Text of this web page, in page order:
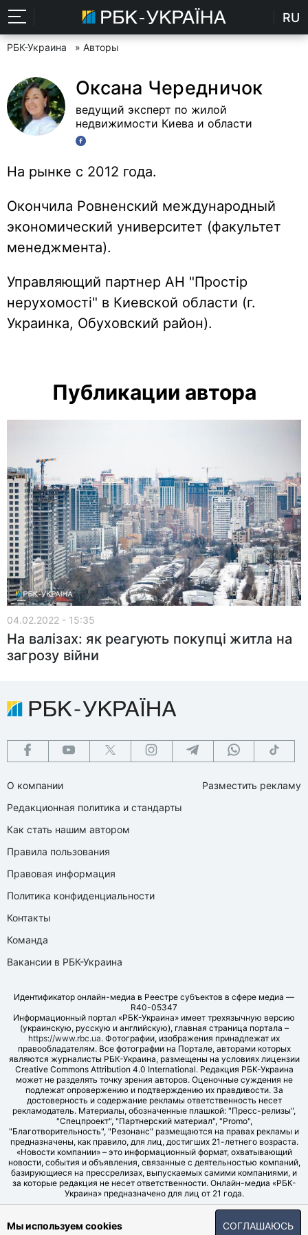
RU
РБК-Украина » Авторы
Оксана Чередничок
ведущий эксперт по жилой
недвижимости Киева и области
На рынке с 2012 года.
Окончила Ровненский международный
экономический университет (факультет
менеджмента).
Управляющий партнер АН "Простір
нерухомості" в Киевской области (г.
Украинка, Обуховский район).
Публикации автора
04.02.2022 - 15:35
На валізах: як реагують покупці житла на
загрозу війни
О компании
Редакционная политика и стандарты
Как стать нашим автором
Правила пользования
Правовая информация
Политика конфиденциальности
Контакты
Команда
Вакансии в РБК-Украина
Разместить рекламу
Идентификатор онлайн-медиа в Реестре субъектов в сфере медиа —
R40-05347
Информационный портал «РБК-Украина» имеет трехязычную версию
(украинскую, русскую и английскую), главная страница портала –
https://www.rbc.ua. Фотографии, изображения принадлежат их
правообладателям. Все фотографии на Портале, авторами которых
являются журналисты РБК-Украина, размещены на условиях лицензии
Creative Commons Attribution 4.0 International. Редакция РБК-Украина
может не разделять точку зрения авторов. Оценочные суждения не
подлежат опровержению и подтверждению их правдивости. За
достоверность и содержание рекламы ответственность несет
рекламодатель. Материалы, обозначенные плашкой: "Пресс-релизы",
"Спецпроект", "Партнерский материал", "Promo",
"Благотворительность", "Резонанс" размещаются на правах рекламы и
предназначены, как правило, для лиц, достигших 21-летнего возраста.
«Новости компании» – это информационный формат, охватывающий
новости, события и объявления, связанные с деятельностью компаний,
базирующиеся на прессрелизах, выпускаемых самими компаниями, и
за которые редакция не несет ответственности. Онлайн-медиа «РБК-
Украина» предназначено для лиц от 21 года.
© LLC "UBT MEDIA", 2006-2026.
Мы используем cookies СОГЛАШАЮСЬ